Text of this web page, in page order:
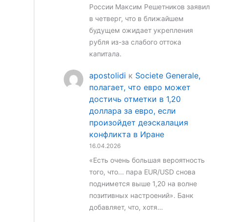
России Максим Решетников заявил
в четверг, что в ближайшем
будущем ожидает укрепления
рубля из-за слабого оттока
капитала.
apostolidi к Societe Generale,
полагает, что евро может
достичь отметки в 1,20
доллара за евро, если
произойдет деэскалация
конфликта в Иране
16.04.2026
«Есть очень большая вероятность
того, что... пара EUR/USD снова
поднимется выше 1,20 на волне
позитивных настроений». Банк
добавляет, что, хотя…